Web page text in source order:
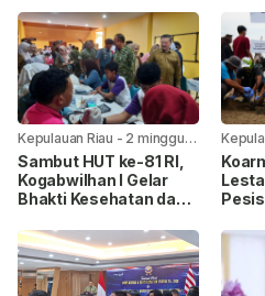
Kepulauan Riau - 2 minggu
yang lalu
Sambut HUT ke-81 RI,
Kogabwilhan I Gelar
Bhakti Kesehatan dan
Tanjungpinang
yang